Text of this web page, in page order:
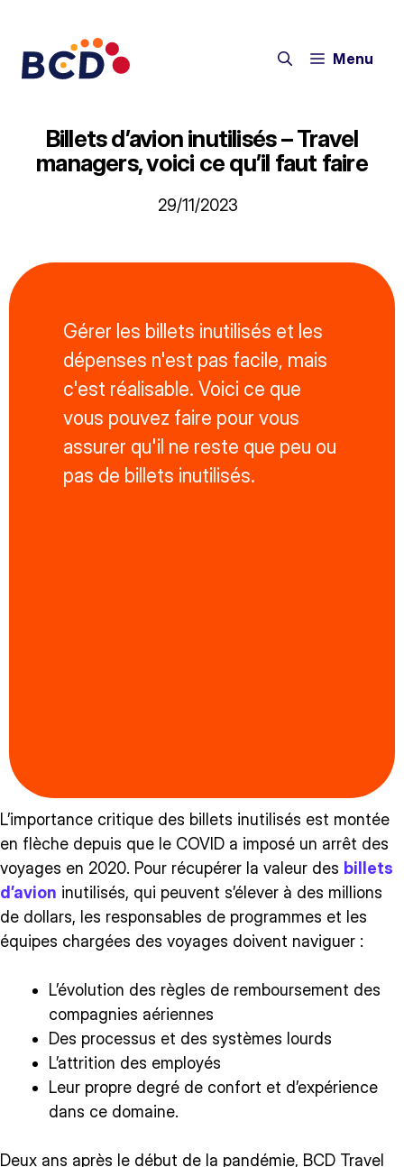
Menu
Billets d’avion inutilisés – Travel
managers, voici ce qu’il faut faire
29/11/2023
Gérer les billets inutilisés et les
dépenses n'est pas facile, mais
c'est réalisable. Voici ce que
vous pouvez faire pour vous
assurer qu'il ne reste que peu ou
pas de billets inutilisés.
L’importance critique des billets inutilisés est montée
en flèche depuis que le COVID a imposé un arrêt des
voyages en 2020. Pour récupérer la valeur des billets
d’avion inutilisés, qui peuvent s’élever à des millions
de dollars, les responsables de programmes et les
équipes chargées des voyages doivent naviguer :
L’évolution des règles de remboursement des
compagnies aériennes
Des processus et des systèmes lourds
L’attrition des employés
Leur propre degré de confort et d’expérience
dans ce domaine.
Deux ans après le début de la pandémie, BCD Travel